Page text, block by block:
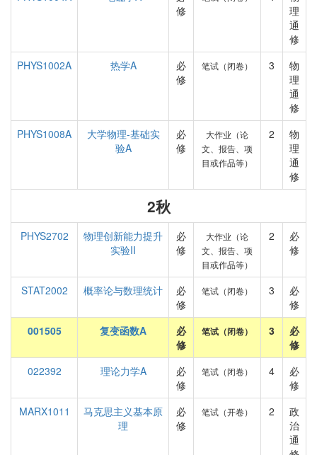
修
理
通
修
PHYS1002A
热学A
必
修
笔试（闭卷） 3
物
理
通
修
PHYS1008A
大学物理-基础实
验A
必
修
大作业（论
文、报告、项
目或作品等）
2
物
理
通
修
2秋
PHYS2702
物理创新能力提升
实验II
必
修
大作业（论
文、报告、项
目或作品等）
2
必
修
STAT2002 概率论与数理统计
必
修
笔试（闭卷） 3
必
修
001505
复变函数A
必
修
笔试（闭卷） 3
必
修
022392
理论力学A
必
修
笔试（闭卷） 4
必
修
MARX1011
马克思主义基本原
理
必
修
笔试（开卷） 2
政
治
通